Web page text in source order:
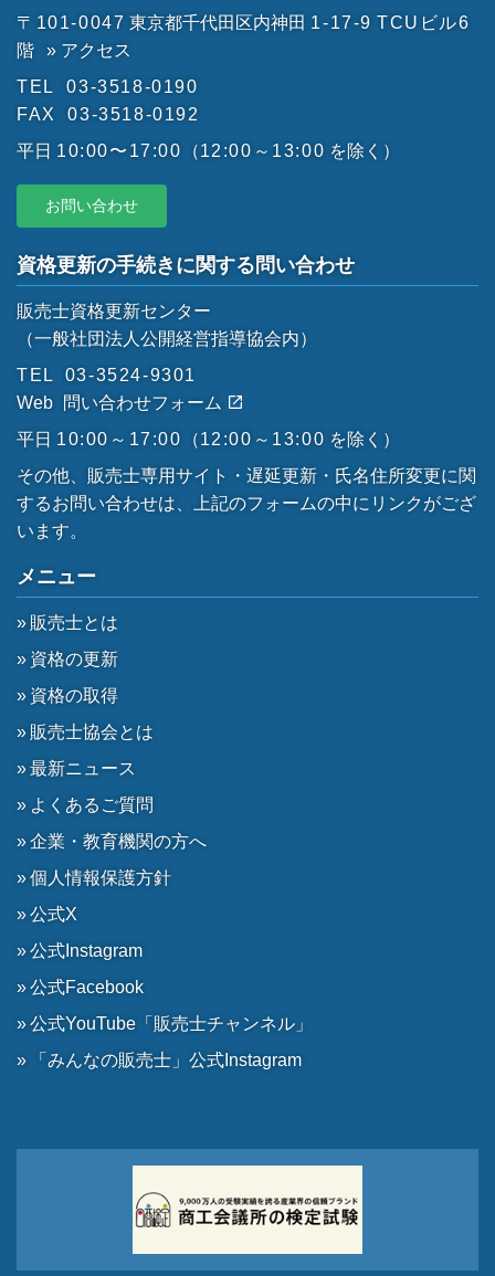
〒101-0047 東京都千代田区内神田 1-17-9 TCUビル6
階
» アクセス
TEL
03-3518-0190
FAX
03-3518-0192
平日 10:00〜17:00 （12:00～13:00 を除く）
お問い合わせ
資格更新の手続きに関する問い合わせ
販売士資格更新センター
（一般社団法人公開経営指導協会内）
TEL
03-3524-9301
Web
問い合わせフォーム
平日 10:00～17:00 （12:00～13:00 を除く）
その他、販売士専用サイト・遅延更新・氏名住所変更に関
するお問い合わせは、上記のフォームの中にリンクがござ
います。
メニュー
販売士とは
資格の更新
資格の取得
販売士協会とは
最新ニュース
よくあるご質問
企業・教育機関の方へ
個人情報保護方針
公式X
公式Instagram
公式Facebook
公式YouTube「販売士チャンネル」
「みんなの販売士」公式Instagram